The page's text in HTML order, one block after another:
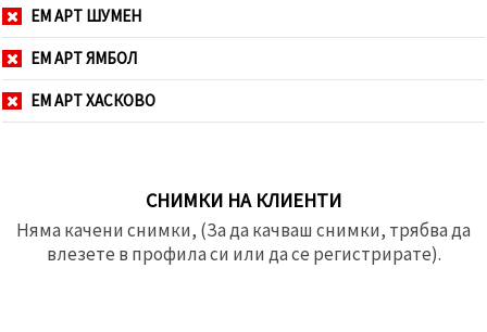
ЕМ АРТ ШУМЕН
ЕМ АРТ ЯМБОЛ
ЕМ АРТ ХАСКОВО
СНИМКИ НА КЛИЕНТИ
Няма качени снимки, (За да качваш снимки, трябва да
влезете в профила си или да се регистрирате).